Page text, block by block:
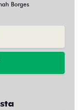
Borges